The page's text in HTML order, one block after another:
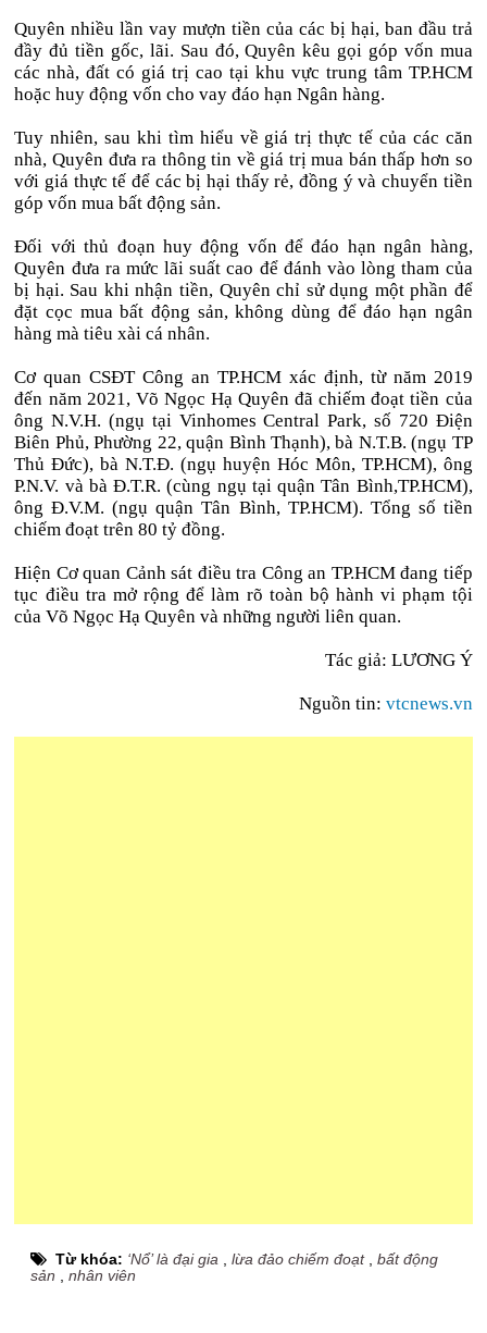
Quyên nhiều lần vay mượn tiền của các bị hại, ban đầu trả
đầy đủ tiền gốc, lãi. Sau đó, Quyên kêu gọi góp vốn mua
các nhà, đất có giá trị cao tại khu vực trung tâm TP.HCM
hoặc huy động vốn cho vay đáo hạn Ngân hàng.
Tuy nhiên, sau khi tìm hiểu về giá trị thực tế của các căn
nhà, Quyên đưa ra thông tin về giá trị mua bán thấp hơn so
với giá thực tế để các bị hại thấy rẻ, đồng ý và chuyển tiền
góp vốn mua bất động sản.
Đối với thủ đoạn huy động vốn để đáo hạn ngân hàng,
Quyên đưa ra mức lãi suất cao để đánh vào lòng tham của
bị hại. Sau khi nhận tiền, Quyên chỉ sử dụng một phần để
đặt cọc mua bất động sản, không dùng để đáo hạn ngân
hàng mà tiêu xài cá nhân.
Cơ quan CSĐT Công an TP.HCM xác định, từ năm 2019
đến năm 2021, Võ Ngọc Hạ Quyên đã chiếm đoạt tiền của
ông N.V.H. (ngụ tại Vinhomes Central Park, số 720 Điện
Biên Phủ, Phường 22, quận Bình Thạnh), bà N.T.B. (ngụ TP
Thủ Đức), bà N.T.Đ. (ngụ huyện Hóc Môn, TP.HCM), ông
P.N.V. và bà Đ.T.R. (cùng ngụ tại quận Tân Bình,TP.HCM),
ông Đ.V.M. (ngụ quận Tân Bình, TP.HCM). Tổng số tiền
chiếm đoạt trên 80 tỷ đồng.
Hiện Cơ quan Cảnh sát điều tra Công an TP.HCM đang tiếp
tục điều tra mở rộng để làm rõ toàn bộ hành vi phạm tội
của Võ Ngọc Hạ Quyên và những người liên quan.
Tác giả: LƯƠNG Ý
Nguồn tin: vtcnews.vn
Từ khóa: ‘Nổ’ là đại gia ,lừa đảo chiếm đoạt,bất động
sản ,nhân viên